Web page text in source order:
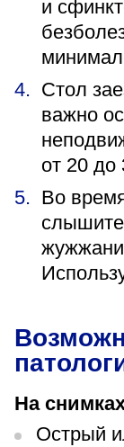
и
Стол
важно
от 20 до
Во
слышите
На
Острый